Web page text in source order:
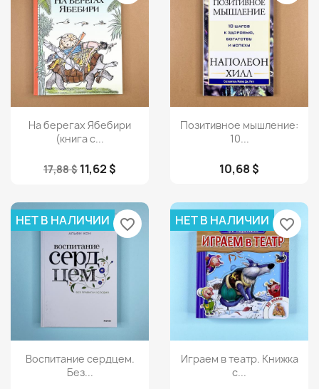
Просмотр
На берегах Ябебири
(книга с...
17,88 $ 11,62 $
Просмотр
Позитивное мышление:
10...
10,68 $
Просмотр
Воспитание сердцем.
Без...
НЕТ В НАЛИЧИИ favorite_border
 Просмотр
Играем в театр. Книжка
с...
НЕТ В НАЛИЧИИ favorite_border